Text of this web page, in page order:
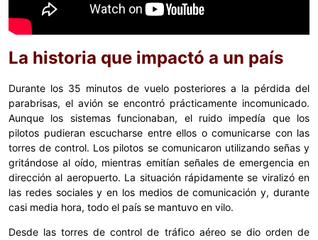
La historia que impactó a un país
Durante los 35 minutos de vuelo posteriores a la pérdida del
parabrisas, el avión se encontró prácticamente incomunicado.
Aunque los sistemas funcionaban, el ruido impedía que los
pilotos pudieran escucharse entre ellos o comunicarse con las
torres de control. Los pilotos se comunicaron utilizando señas y
gritándose al oído, mientras emitían señales de emergencia en
dirección al aeropuerto. La situación rápidamente se viralizó en
las redes sociales y en los medios de comunicación y, durante
casi media hora, todo el país se mantuvo en vilo.
Desde las torres de control de tráfico aéreo se dio orden de